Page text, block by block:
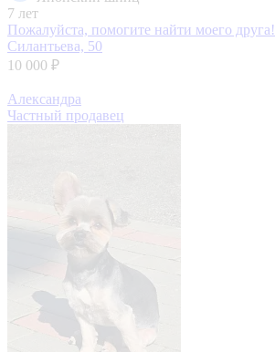
7 лет
Пожалуйста, помогите найти моего друга!
Силантьева, 50
10 000 ₽
Александра
Частный продавец